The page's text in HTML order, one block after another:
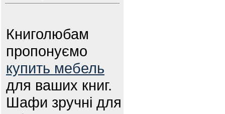
Книголюбам
пропонуємо
купить мебель
для ваших книг.
Шафи зручні для